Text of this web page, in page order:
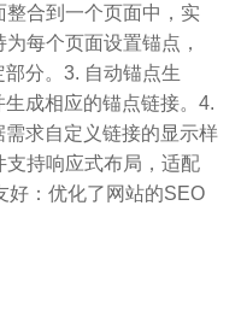
合到一个页面中，实
每个页面设置锚点，
分。3. 自动锚点生
成相应的锚点链接。4.
求自定义链接的显示样
持响应式布局，适配
好：优化了网站的SEO